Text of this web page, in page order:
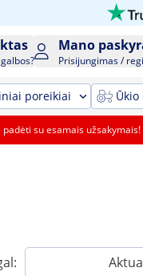
Mano
Prisijungimas /
poreikiai
su esamais užsakymais!